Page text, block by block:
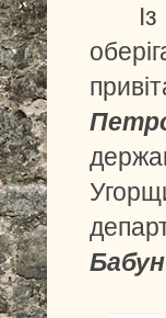
Із